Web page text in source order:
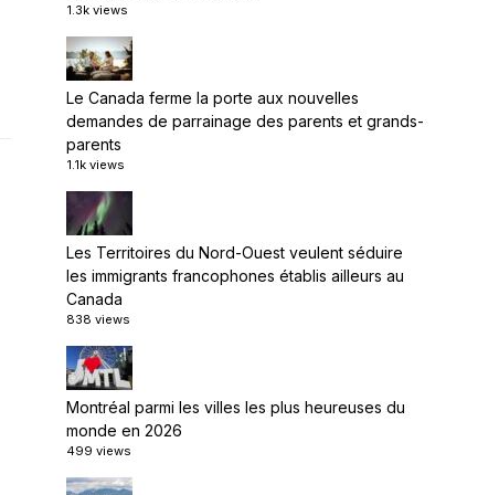
1.3k views
Le Canada ferme la porte aux nouvelles
demandes de parrainage des parents et grands-
parents
1.1k views
Les Territoires du Nord-Ouest veulent séduire
les immigrants francophones établis ailleurs au
Canada
838 views
Montréal parmi les villes les plus heureuses du
monde en 2026
499 views